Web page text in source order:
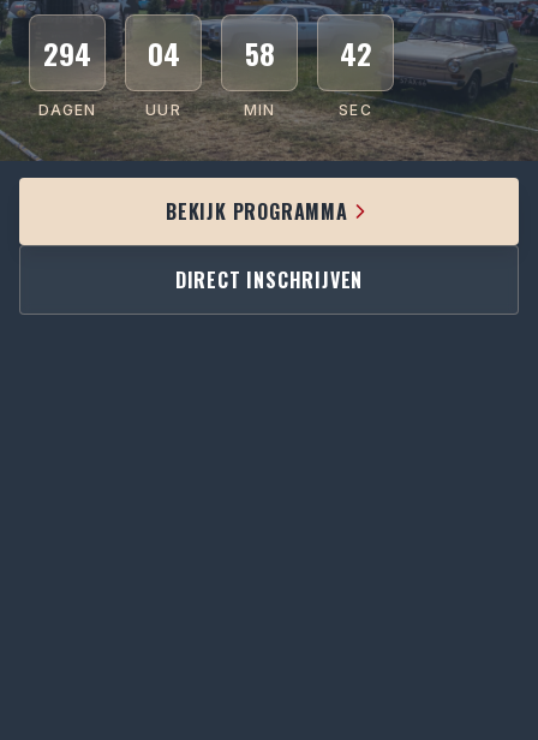
294
DAGEN
04
UUR
58
MIN
41
SEC
BEKIJK PROGRAMMA
DIRECT INSCHRIJVEN